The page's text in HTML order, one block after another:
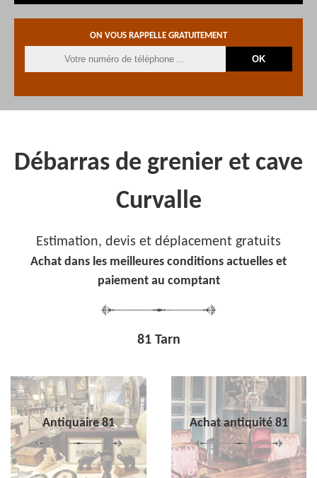
ON VOUS RAPPELLE GRATUITEMENT
Débarras de grenier et cave
Curvalle
Estimation, devis et déplacement gratuits
Achat dans les meilleures conditions actuelles et
paiement au comptant
81 Tarn
Antiquaire 81 Achat antiquité 81